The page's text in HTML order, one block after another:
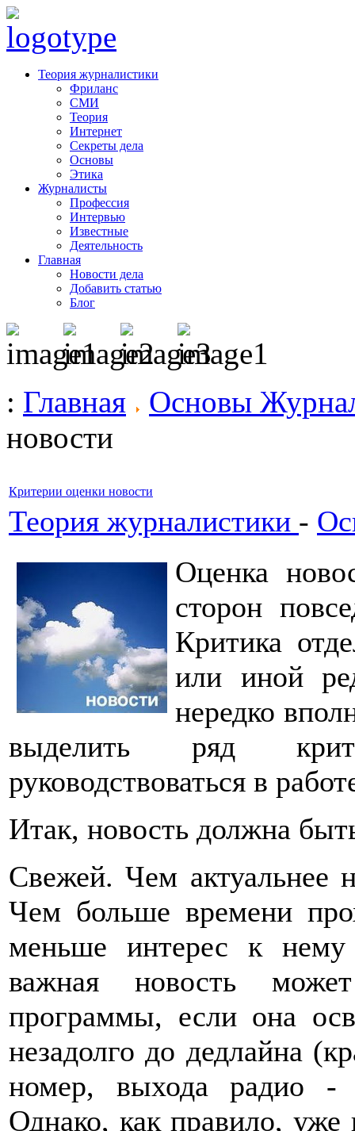
Теория журналистики
Фриланс
СМИ
Теория
Интернет
Секреты дела
Основы
Этика
Журналисты
Профессия
Интервью
Известные
Деятельность
Главная
Новости дела
Добавить статью
Блог
: Главная
Основы
новости
Критерии оценки новости
Теория журналистики -
Оценка
сторон
Критика
или иной
нередко
выделить ряд
руководствоваться в
Итак, новость должна
Свежей. Чем актуальнее
Чем больше времени
меньше интерес к
важная новость
программы, если она
незадолго до дедлайна
номер, выхода радио -
Однако, как правило,